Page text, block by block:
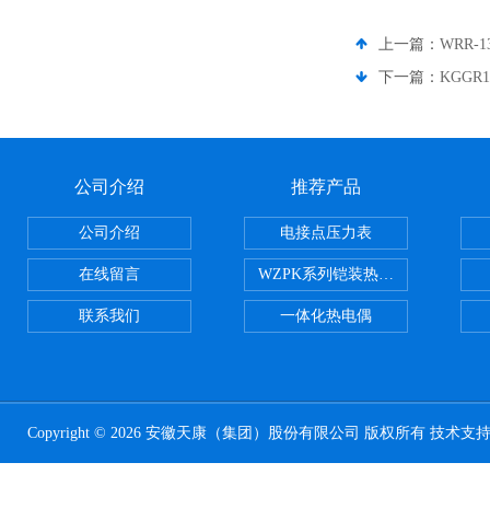
上一篇： WRR-
下一篇：
公司介绍
公司介绍
在线留言
联系我们
推荐产品
电接点压力表
WZPK系列铠装热电阻
一体化热电偶
Copyright © 2026 安徽天康（集团）股份有限公司 版权所有 技术支